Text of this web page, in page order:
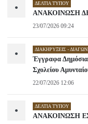
• ΔΕΛΤΊΑ ΤΎΠΟΥ
ΑΝΑΚΟΙΝΩΣΗ
23/07/2026 09:24
• ΔΙΑΚΗΡΎΞΕΙΣ -
Έγγραφα
Σχολείου
22/07/2026 12:06
• ΔΕΛΤΊΑ ΤΎΠΟΥ
ΑΝΑΚΟΙΝΩΣΗ